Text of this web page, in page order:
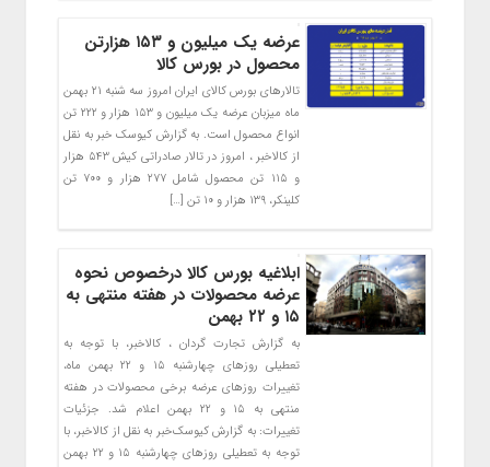
عرضه یک میلیون و ۱۵۳ هزارتن
محصول در بورس کالا
تالارهای بورس کالای ایران امروز سه شنبه ۲۱ بهمن
ماه میزبان عرضه یک میلیون و ۱۵۳ هزار و ۲۲۲ تن
انواع محصول است. به گزارش کیوسک خبر به نقل
از کالاخبر ، امروز در تالار صادراتی کیش ۵۴۳ هزار
و ۱۱۵ تن محصول شامل ۲۷۷ هزار و ۷۰۰ تن
کلینکر، ۱۳۹ هزار و ۱۰ تن […]
ابلاغیه بورس کالا درخصوص نحوه
عرضه محصولات در هفته منتهی به
۱۵ و ۲۲ بهمن
به گزارش تجارت گردان ، کالاخبر، با توجه به
تعطیلی روزهای چهارشنبه ۱۵ و ۲۲ بهمن ماه،
تغییرات روزهای عرضه برخی محصولات در هفته
منتهی به ۱۵ و ۲۲ بهمن اعلام شد. جزئیات
تغییرات: به گزارش کیوسک‌خبر به نقل از کالاخبر، با
توجه به تعطیلی روزهای چهارشنبه ۱۵ و ۲۲ بهمن